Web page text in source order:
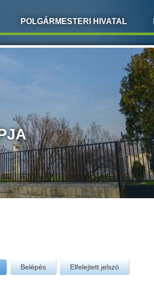
POLGÁRMESTERI HIVATAL
(aktív fül)Belépés Elfelejtett jelszó